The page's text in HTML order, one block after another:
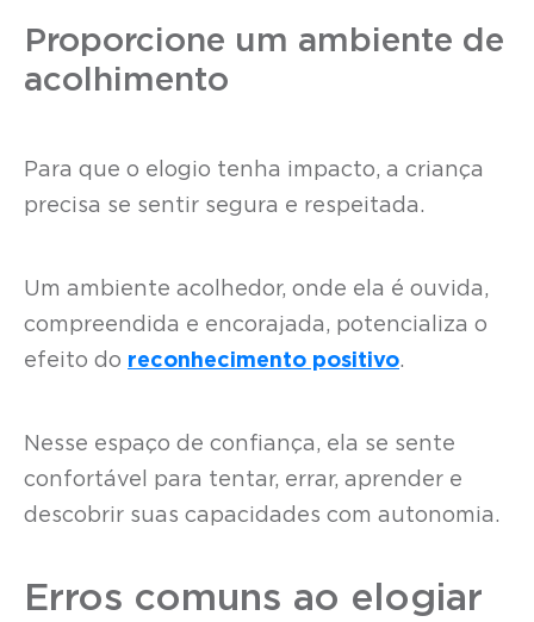
Proporcione um ambiente de
acolhimento
Para que o elogio tenha impacto, a criança
precisa se sentir segura e respeitada.
Um ambiente acolhedor, onde ela é ouvida,
compreendida e encorajada, potencializa o
efeito do reconhecimento positivo.
Nesse espaço de confiança, ela se sente
confortável para tentar, errar, aprender e
descobrir suas capacidades com autonomia.
Erros comuns ao elogiar